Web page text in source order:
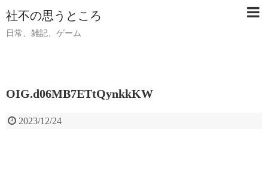
社不の思うところ
日常、雑記、ゲーム
OIG.d06MB7ETtQynkkKW
2023/12/24